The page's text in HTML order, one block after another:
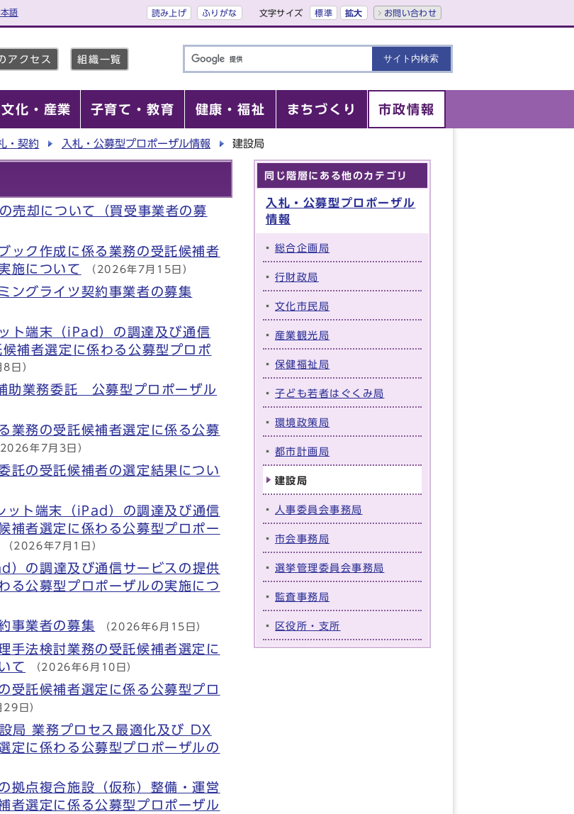
語 読み上げ ふりがな 文字サイズ 標準 拡大 お問い合わせ
アクセス 組織一覧
化・産業 子育て・教育 健康・福祉 まちづくり 市政情報
・契約 入札・公募型プロポーザル情報 建設局
売却について（買受事業者の募
ック作成に係る業務の受託候補者
施について （2026年7月15日）
ングライツ契約事業者の募集
ト端末（iPad）の調達及び通信
補者選定に係わる公募型プロポ
日）
助業務委託 公募型プロポーザル
業務の受託候補者選定に係る公募
2026年7月3日）
託の受託候補者の選定結果につい
ト端末（iPad）の調達及び通信
補者選定に係わる公募型プロポー
（2026年7月1日）
の調達及び通信サービスの提供
る公募型プロポーザルの実施につ
事業者の募集 （2026年6月15日）
手法検討業務の受託候補者選定に
て （2026年6月10日）
受託候補者選定に係る公募型プロ
日）
局 業務プロセス最適化及び DX
定に係わる公募型プロポーザルの
拠点複合施設（仮称）整備・運営
者選定に係る公募型プロポーザル
同じ階層にある他のカテゴリ
入札・公募型プロポーザル
情報
総合企画局
行財政局
文化市民局
産業観光局
保健福祉局
子ども若者はぐくみ局
環境政策局
都市計画局
建設局
人事委員会事務局
市会事務局
選挙管理委員会事務局
監査事務局
区役所・支所